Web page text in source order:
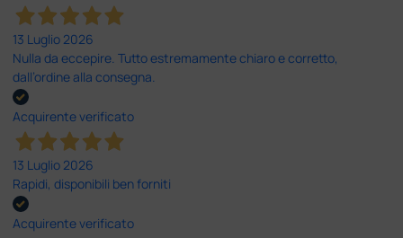
13 Luglio 2026
Nulla da eccepire. Tutto estremamente chiaro e corretto,
dall’ordine alla consegna.
Acquirente verificato
13 Luglio 2026
Rapidi, disponibili ben forniti
Acquirente verificato